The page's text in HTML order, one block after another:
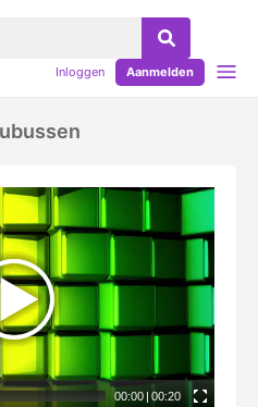
Inloggen Aanmelden
00:00 | 00:20